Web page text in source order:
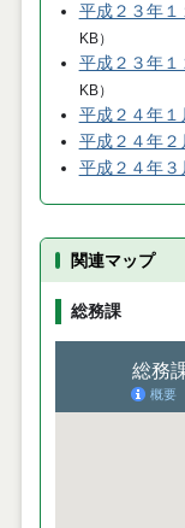
平成２３年１
KB）
平成２３年１
KB）
平成２４年１
平成２４年２
平成２４年３
関連マップ
総務課